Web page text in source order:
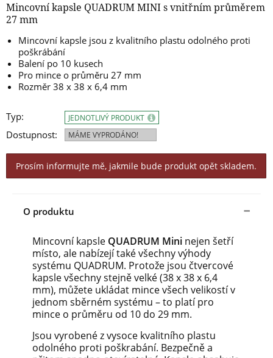
Mincovní kapsle QUADRUM MINI s vnitřním průměrem
27 mm
Mincovní kapsle jsou z kvalitního plastu odolného proti
poškrábání
Balení po 10 kusech
Pro mince o průměru 27 mm
Rozměr 38 x 38 x 6,4 mm
Typ:
Dostupnost:
JEDNOTLIVÝ PRODUKT
MÁME VYPRODÁNO!
Prosím informujte mě, jakmile bude produkt opět skladem.
O produktu
Mincovní kapsle QUADRUM Mini nejen šetří
místo, ale nabízejí také všechny výhody
systému QUADRUM. Protože jsou čtvercové
kapsle všechny stejně velké (38 x 38 x 6,4
mm), můžete ukládat mince všech velikostí v
jednom sběrném systému – to platí pro
mince o průměru od 10 do 29 mm.
Jsou vyrobené z vysoce kvalitního plastu
odolného proti poškrabání. Bezpečně a